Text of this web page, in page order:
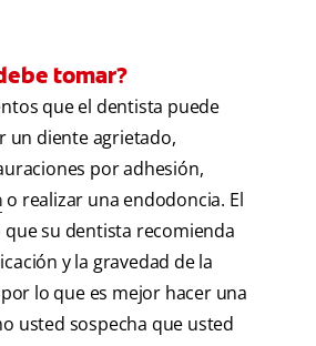
tomar?
que el dentista puede
un diente agrietado,
por adhesión,
o realizar una endodoncia. El
su dentista recomienda
y la gravedad de la
lo que es mejor hacer una
usted sospecha que usted